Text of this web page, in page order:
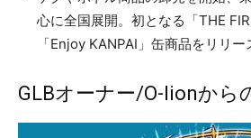
心に全国展開。初となる「THE
「Enjoy KANPAI」缶商品をリリー
GLBオーナー/O-lionから